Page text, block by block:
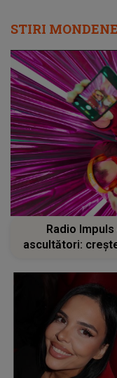
STIRI MONDENE
Radio
ascultători: